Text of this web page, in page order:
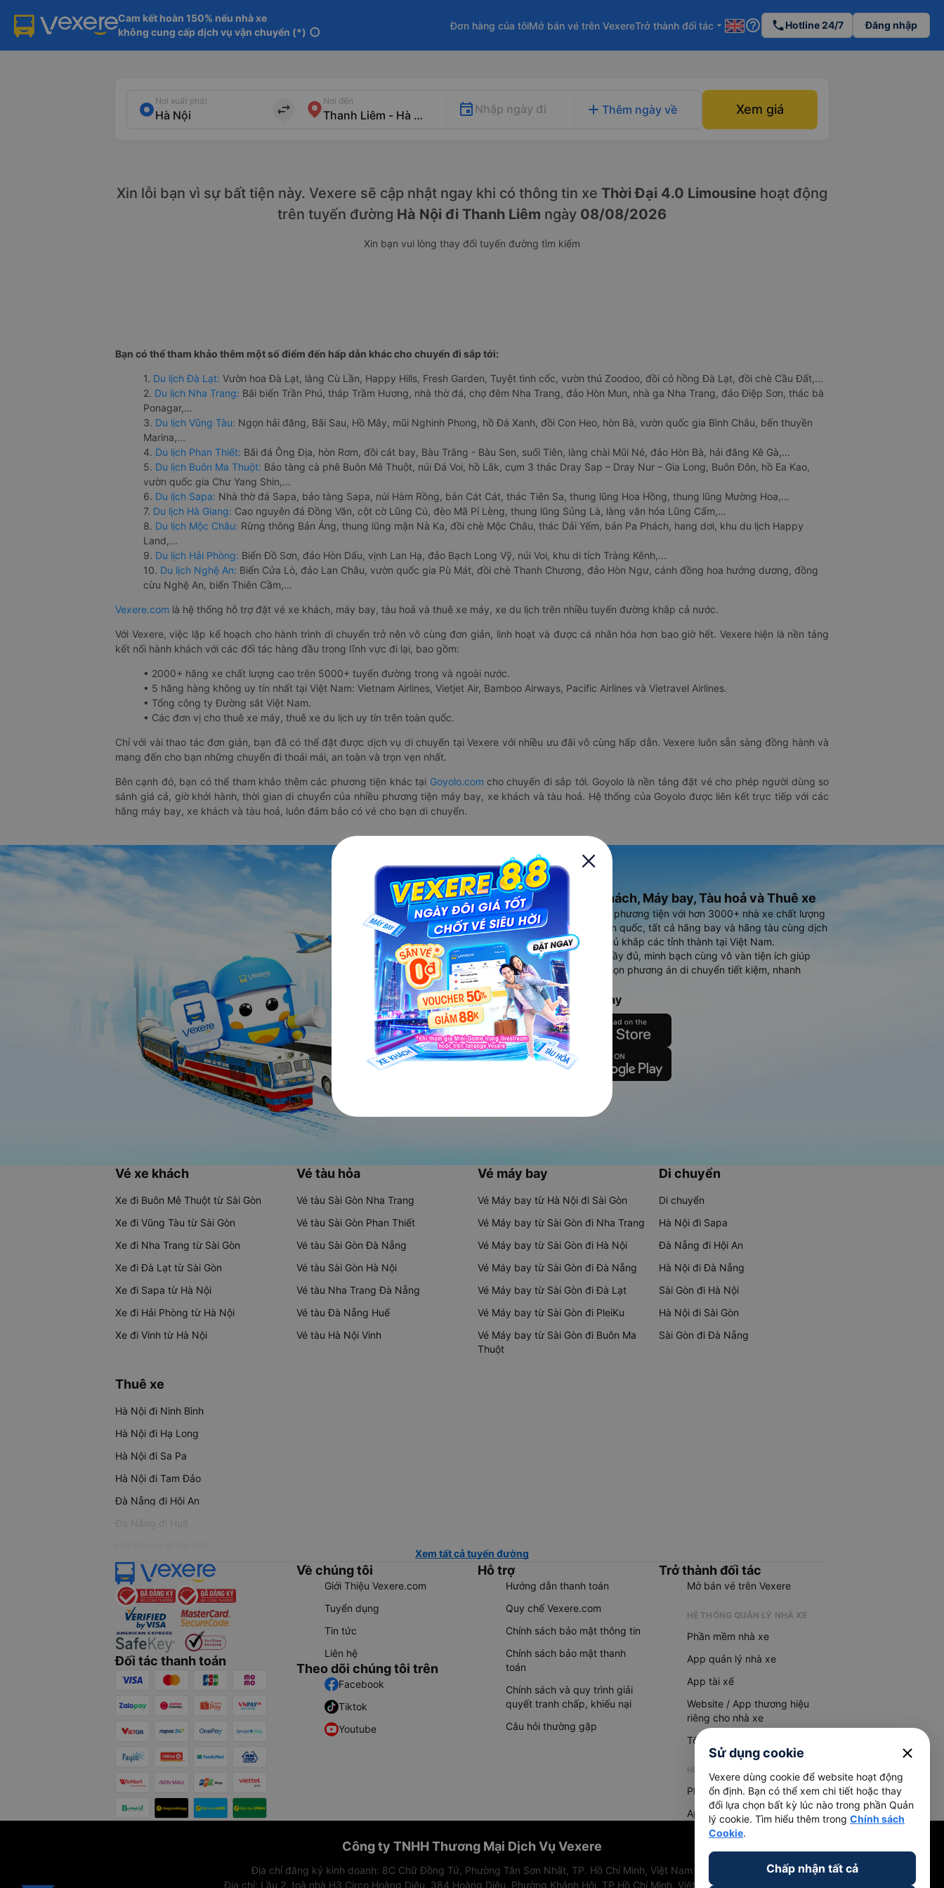
Cam kết hoàn 150% nếu nhà xe
không cung cấp dịch vụ vận chuyển (*) info
Đơn hàng của tôiMở bán vé trên VexereTrở thành đối tác arrow_drop_down help_outline phoneHotline 24/7 Đăng nhập
Nơi xuất phát
import_export
Nơi đến
Nhập ngày đi add Thêm ngày về Xem giá
Xin lỗi bạn vì sự bất tiện này. Vexere sẽ cập nhật ngay khi có thông tin xe Thời Đại 4.0 Limousine hoạt động
trên tuyến đường Hà Nội đi Thanh Liêm ngày 08/08/2026
Xin bạn vui lòng thay đổi tuyến đường tìm kiếm
Bạn có thể tham khảo thêm một số điểm đến hấp dẫn khác cho chuyến đi sắp tới:
1. Du lịch Đà Lạt: Vườn hoa Đà Lạt, làng Cù Lần, Happy Hills, Fresh Garden, Tuyệt tình cốc, vườn thú Zoodoo, đồi cỏ hồng Đà Lạt, đồi chè Cầu Đất,...
2. Du lịch Nha Trang: Bãi biển Trần Phú, tháp Trầm Hương, nhà thờ đá, chợ đêm Nha Trang, đảo Hòn Mun, nhà ga Nha Trang, đảo Điệp Sơn, thác bà
Ponagar,...
3. Du lịch Vũng Tàu: Ngọn hải đăng, Bãi Sau, Hồ Mây, mũi Nghinh Phong, hồ Đá Xanh, đồi Con Heo, hòn Bà, vườn quốc gia Bình Châu, bến thuyền
Marina,...
4. Du lịch Phan Thiết: Bãi đá Ông Địa, hòn Rơm, đồi cát bay, Bàu Trắng - Bàu Sen, suối Tiên, làng chài Mũi Né, đảo Hòn Bà, hải đăng Kê Gà,...
5. Du lịch Buôn Ma Thuột: Bảo tàng cà phê Buôn Mê Thuột, núi Đá Voi, hồ Lắk, cụm 3 thác Dray Sap – Dray Nur – Gia Long, Buôn Đôn, hồ Ea Kao,
vườn quốc gia Chư Yang Shin,...
6. Du lịch Sapa: Nhà thờ đá Sapa, bảo tàng Sapa, núi Hàm Rồng, bản Cát Cát, thác Tiên Sa, thung lũng Hoa Hồng, thung lũng Mường Hoa,...
7. Du lịch Hà Giang: Cao nguyên đá Đồng Văn, cột cờ Lũng Cú, đèo Mã Pí Lèng, thung lũng Sủng Là, làng văn hóa Lũng Cẩm,...
8. Du lịch Mộc Châu: Rừng thông Bản Áng, thung lũng mận Nà Ka, đồi chè Mộc Châu, thác Dải Yếm, bản Pa Phách, hang dơi, khu du lịch Happy
Land,...
9. Du lịch Hải Phòng: Biển Đồ Sơn, đảo Hòn Dấu, vịnh Lan Hạ, đảo Bạch Long Vỹ, núi Voi, khu di tích Tràng Kênh,...
10. Du lịch Nghệ An: Biển Cửa Lò, đảo Lan Châu, vườn quốc gia Pù Mát, đồi chè Thanh Chương, đảo Hòn Ngư, cánh đồng hoa hướng dương, đồng
cừu Nghệ An, biển Thiên Cầm,...
Vexere.com là hệ thống hỗ trợ đặt vé xe khách, máy bay, tàu hoả và thuê xe máy, xe du lịch trên nhiều tuyến đường khắp cả nước.
Với Vexere, việc lập kế hoạch cho hành trình di chuyển trở nên vô cùng đơn giản, linh hoạt và được cá nhân hóa hơn bao giờ hết. Vexere hiện là nền tảng
kết nối hành khách với các đối tác hàng đầu trong lĩnh vực đi lại, bao gồm:
• 2000+ hãng xe chất lượng cao trên 5000+ tuyến đường trong và ngoài nước.
• 5 hãng hàng không uy tín nhất tại Việt Nam: Vietnam Airlines, Vietjet Air, Bamboo Airways, Pacific Airlines và Vietravel Airlines.
• Tổng công ty Đường sắt Việt Nam.
• Các đơn vị cho thuê xe máy, thuê xe du lịch uy tín trên toàn quốc.
Chỉ với vài thao tác đơn giản, bạn đã có thể đặt được dịch vụ di chuyển tại Vexere với nhiều ưu đãi vô cùng hấp dẫn. Vexere luôn sẵn sàng đồng hành và
mang đến cho bạn những chuyến đi thoải mái, an toàn và trọn vẹn nhất.
Bên cạnh đó, bạn có thể tham khảo thêm các phương tiện khác tại Goyolo.com cho chuyến đi sắp tới. Goyolo là nền tảng đặt vé cho phép người dùng so
sánh giá cả, giờ khởi hành, thời gian di chuyển của nhiều phương tiện máy bay, xe khách và tàu hoả. Hệ thống của Goyolo được liên kết trực tiếp với các
hãng máy bay, xe khách và tàu hoả, luôn đảm bảo có vé cho bạn di chuyển.
Ứng dụng đặt vé Xe khách, Máy bay, Tàu hoả và Thuê xe
Vexere - ứng dụng đặt vé đa phương tiện với hơn 3000+ nhà xe chất lượng
cao, 5000+ tuyến đường toàn quốc, tất cả hãng bay và hãng tàu cùng dịch
vụ thuê xe máy, xe du lịch phủ khắp các tỉnh thành tại Việt Nam.
Ứng dụng hiển thị thông tin đầy đủ, minh bạch cùng vô vàn tiện ích giúp
người dùng so sánh và lựa chọn phương án di chuyển tiết kiệm, nhanh
chóng và phù hợp nhất.
Tải ứng dụng Vexere ngay
Vé xe khách
Xe đi Buôn Mê Thuột từ Sài Gòn
Xe đi Vũng Tàu từ Sài Gòn
Xe đi Nha Trang từ Sài Gòn
Xe đi Đà Lạt từ Sài Gòn
Xe đi Sapa từ Hà Nội
Xe đi Hải Phòng từ Hà Nội
Xe đi Vinh từ Hà Nội
Vé tàu hỏa
Vé tàu Sài Gòn Nha Trang
Vé tàu Sài Gòn Phan Thiết
Vé tàu Sài Gòn Đà Nẵng
Vé tàu Sài Gòn Hà Nội
Vé tàu Nha Trang Đà Nẵng
Vé tàu Đà Nẵng Huế
Vé tàu Hà Nội Vinh
Vé máy bay
Vé Máy bay từ Hà Nội đi Sài Gòn
Vé Máy bay từ Sài Gòn đi Nha Trang
Vé Máy bay từ Sài Gòn đi Hà Nội
Vé Máy bay từ Sài Gòn đi Đà Nẵng
Vé Máy bay từ Sài Gòn đi Đà Lạt
Vé Máy bay từ Sài Gòn đi PleiKu
Vé Máy bay từ Sài Gòn đi Buôn Ma
Thuột
Di chuyển
Di chuyển
Hà Nội đi Sapa
Đà Nẵng đi Hội An
Hà Nội đi Đà Nẵng
Sài Gòn đi Hà Nội
Hà Nội đi Sài Gòn
Sài Gòn đi Đà Nẵng
Thuê xe
Hà Nội đi Ninh Bình
Hà Nội đi Hạ Long
Hà Nội đi Sa Pa
Hà Nội đi Tam Đảo
Đà Nẵng đi Hội An
Đà Nẵng đi Huế
Xem tất cả tuyến đường
Đối tác thanh toán
Về chúng tôi
Giới Thiệu Vexere.com
Tuyển dụng
Tin tức
Liên hệ
Theo dõi chúng tôi trên
Facebook
Tiktok
Youtube
Hỗ trợ
Hướng dẫn thanh toán
Quy chế Vexere.com
Chính sách bảo mật thông tin
Chính sách bảo mật thanh
toán
Chính sách và quy trình giải
quyết tranh chấp, khiếu nại
Câu hỏi thường gặp
Trở thành đối tác
Mở bán vé trên Vexere
HỆ THỐNG QUẢN LÝ NHÀ XE
Phần mềm nhà xe
App quản lý nhà xe
App tài xế
Website / App thương hiệu
riêng cho nhà xe
Tổng đài AI
HỆ THỐNG QUẢN LÝ HÀNG HOÁ
Phần mềm quản lý hàng hoá
App quản lý hàng hoá
Công ty TNHH Thương Mại Dịch Vụ Vexere
Địa chỉ đăng ký kinh doanh: 8C Chữ Đồng Tử, Phường Tân Sơn Nhất, TP. Hồ Chí Minh, Việt Nam
Địa chỉ: Lầu 2, toà nhà H3 Circo Hoàng Diệu, 384 Hoàng Diệu, Phường Khánh Hội, TP Hồ Chí Minh, Việt Nam
Sử dụng cookie close
Vexere dùng cookie để website hoạt động
ổn định. Bạn có thể xem chi tiết hoặc thay
đổi lựa chọn bất kỳ lúc nào trong phần Quản
lý cookie. Tìm hiểu thêm trong Chính sách
Cookie.
Chấp nhận tất cả